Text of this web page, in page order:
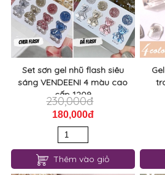
Set sơn gel nhũ flash siêu
sáng VENDEENI 4 màu cao
cấp 1209
230,000đ
180,000đ
Thêm vào giỏ